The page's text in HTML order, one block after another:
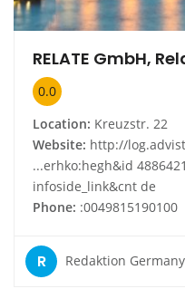
0.0
Location: Kreuzstr. 22
Website: http://
...erhko:hegh&id
infoside_link&cnt de
Phone: :0049815190100
R Redaktion Germany